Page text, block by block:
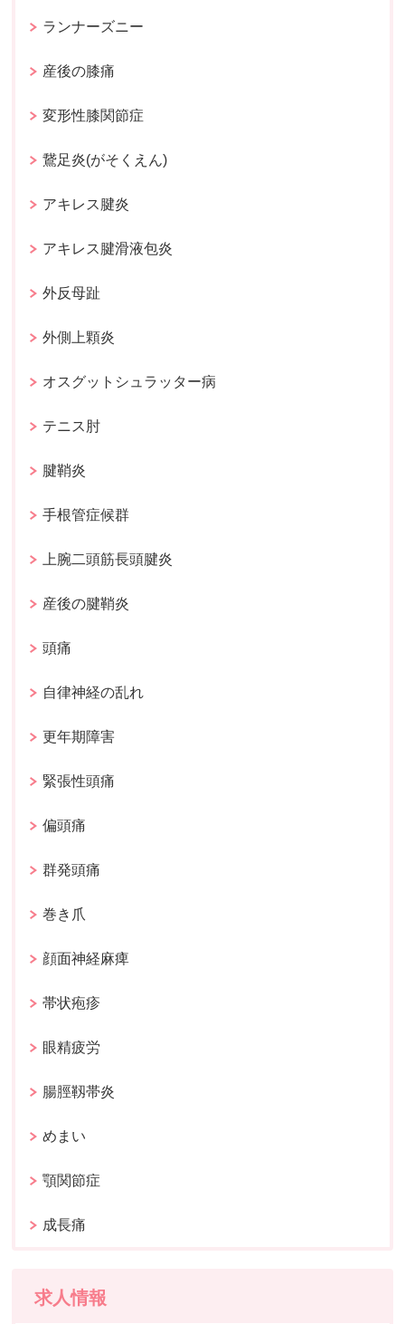
ランナーズニー
産後の膝痛
変形性膝関節症
鵞足炎(がそくえん)
アキレス腱炎
アキレス腱滑液包炎
外反母趾
外側上顆炎
オスグットシュラッター病
テニス肘
腱鞘炎
手根管症候群
上腕二頭筋長頭腱炎
産後の腱鞘炎
頭痛
自律神経の乱れ
更年期障害
緊張性頭痛
偏頭痛
群発頭痛
巻き爪
顔面神経麻痺
帯状疱疹
眼精疲労
腸脛靱帯炎
めまい
顎関節症
成長痛
求人情報